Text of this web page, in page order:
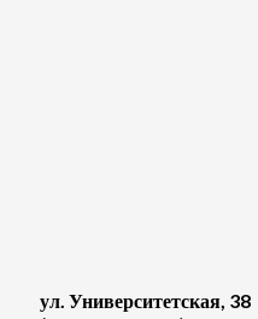
ул. Университетская, 38